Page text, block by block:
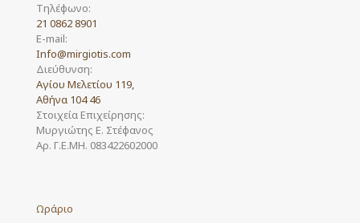
Τηλέφωνο:
21 0862 8901
E-mail:
Info@mirgiotis.com
Διεύθυνση:
Αγίου Μελετίου 119,
Αθήνα 104 46
Στοιχεία Επιχείρησης:
Μυργιώτης Ε. Στέφανος
Αρ. Γ.Ε.ΜΗ. 083422602000
Ωράριο